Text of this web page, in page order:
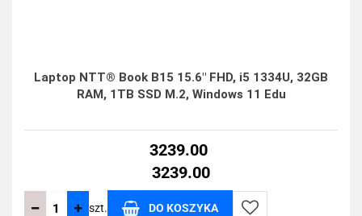
Laptop NTT® Book B15 15.6" FHD, i5 1334U, 32GB
RAM, 1TB SSD M.2, Windows 11 Edu
3239.00
3239.00
szt. DO KOSZYKA